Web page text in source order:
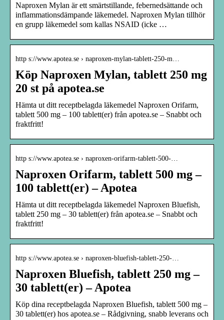
Naproxen Mylan är ett smärtstillande, febernedsättande och
inflammationsdämpande läkemedel. Naproxen Mylan tillhör
en grupp läkemedel som kallas NSAID (icke …
http s://www.apotea.se › naproxen-mylan-tablett-250-m…
Köp Naproxen Mylan, tablett 250 mg
20 st på apotea.se
Hämta ut ditt receptbelagda läkemedel Naproxen Orifarm,
tablett 500 mg – 100 tablett(er) från apotea.se – Snabbt och
fraktfritt!
http s://www.apotea.se › naproxen-orifarm-tablett-500-…
Naproxen Orifarm, tablett 500 mg –
100 tablett(er) – Apotea
Hämta ut ditt receptbelagda läkemedel Naproxen Bluefish,
tablett 250 mg – 30 tablett(er) från apotea.se – Snabbt och
fraktfritt!
http s://www.apotea.se › naproxen-bluefish-tablett-250-…
Naproxen Bluefish, tablett 250 mg –
30 tablett(er) – Apotea
Köp dina receptbelagda Naproxen Bluefish, tablett 500 mg –
30 tablett(er) hos apotea.se – Rådgivning, snabb leverans och